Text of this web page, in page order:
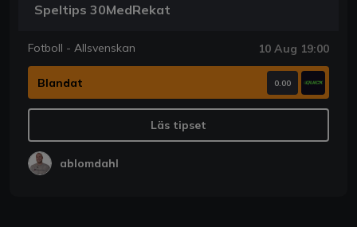
Speltips 30MedRekat
Fotboll - Allsvenskan 10 Aug 19:00
Blandat 0.00
Läs tipset
ablomdahl